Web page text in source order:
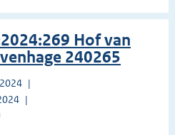
Hof van
240265